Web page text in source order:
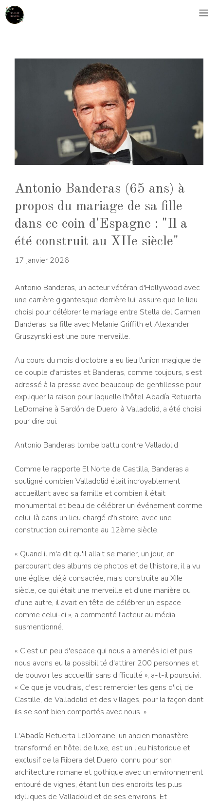
Aller
au
Antonio Banderas (65 ans) à
propos du mariage de sa fille
dans ce coin d'Espagne : "Il a
été construit au XIIe siècle"
17 janvier 2026
Antonio Banderas, un acteur vétéran d'Hollywood avec
une carrière gigantesque derrière lui, assure que le lieu
choisi pour célébrer le mariage entre Stella del Carmen
Banderas, sa fille avec Melanie Griffith et Alexander
Gruszynski est une pure merveille.
Au cours du mois d'octobre a eu lieu l'union magique de
ce couple d'artistes et Banderas, comme toujours, s'est
adressé à la presse avec beaucoup de gentillesse pour
expliquer la raison pour laquelle l'hôtel Abadía Retuerta
LeDomaine à Sardón de Duero, à Valladolid, a été choisi
pour dire oui.
Antonio Banderas tombe battu contre Valladolid
Comme le rapporte El Norte de Castilla, Banderas a
souligné combien Valladolid était incroyablement
accueillant avec sa famille et combien il était
monumental et beau de célébrer un événement comme
celui-là dans un lieu chargé d'histoire, avec une
construction qui remonte au 12ème siècle.
« Quand il m'a dit qu'il allait se marier, un jour, en
parcourant des albums de photos et de l'histoire, il a vu
une église, déjà consacrée, mais construite au XIIe
siècle, ce qui était une merveille et d'une manière ou
d'une autre, il avait en tête de célébrer un espace
comme celui-ci », a commenté l'acteur au média
susmentionné.
« C'est un peu d'espace qui nous a amenés ici et puis
nous avons eu la possibilité d'attirer 200 personnes et
de pouvoir les accueillir sans difficulté », a-t-il poursuivi.
« Ce que je voudrais, c'est remercier les gens d'ici, de
Castille, de Valladolid et des villages, pour la façon dont
ils se sont bien comportés avec nous. »
L'Abadía Retuerta LeDomaine, un ancien monastère
transformé en hôtel de luxe, est un lieu historique et
exclusif de la Ribera del Duero, connu pour son
architecture romane et gothique avec un environnement
entouré de vignes, étant l'un des endroits les plus
idylliques de Valladolid et de ses environs. Et